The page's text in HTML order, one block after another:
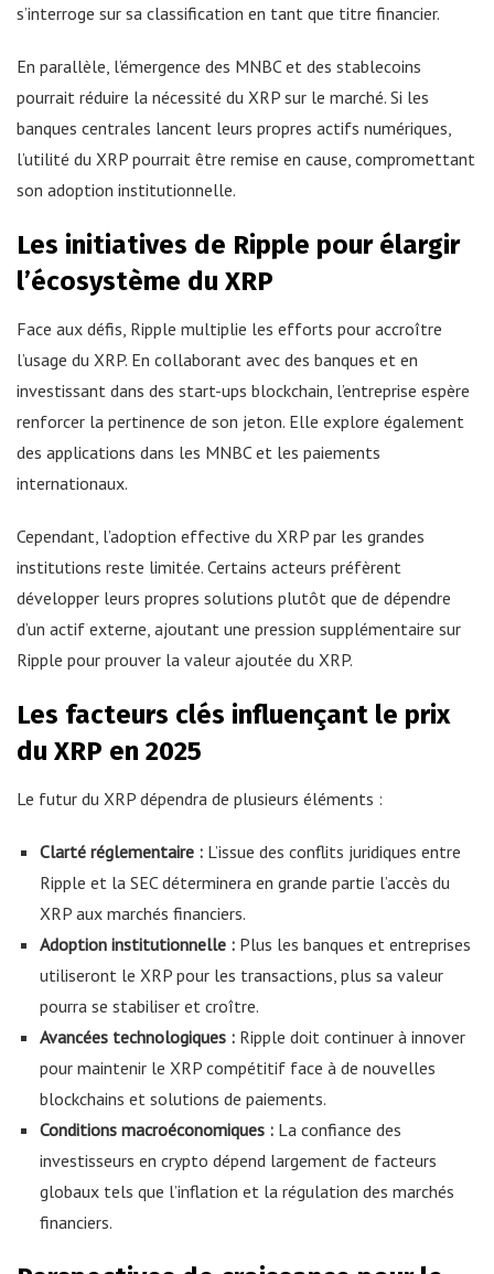
s’interroge sur sa classification en tant que titre financier.
En parallèle, l’émergence des MNBC et des stablecoins
pourrait réduire la nécessité du XRP sur le marché. Si les
banques centrales lancent leurs propres actifs numériques,
l’utilité du XRP pourrait être remise en cause, compromettant
son adoption institutionnelle.
Les initiatives de Ripple pour élargir
l’écosystème du XRP
Face aux défis, Ripple multiplie les efforts pour accroître
l’usage du XRP. En collaborant avec des banques et en
investissant dans des start-ups blockchain, l’entreprise espère
renforcer la pertinence de son jeton. Elle explore également
des applications dans les MNBC et les paiements
internationaux.
Cependant, l’adoption effective du XRP par les grandes
institutions reste limitée. Certains acteurs préfèrent
développer leurs propres solutions plutôt que de dépendre
d’un actif externe, ajoutant une pression supplémentaire sur
Ripple pour prouver la valeur ajoutée du XRP.
Les facteurs clés influençant le prix
du XRP en 2025
Le futur du XRP dépendra de plusieurs éléments :
Clarté réglementaire :L’issue des conflits juridiques entre
Ripple et la SEC déterminera en grande partie l’accès du
XRP aux marchés financiers.
Adoption institutionnelle :Plus les banques et entreprises
utiliseront le XRP pour les transactions, plus sa valeur
pourra se stabiliser et croître.
Avancées technologiques :Ripple doit continuer à innover
pour maintenir le XRP compétitif face à de nouvelles
blockchains et solutions de paiements.
Conditions macroéconomiques :La confiance des
investisseurs en crypto dépend largement de facteurs
globaux tels que l’inflation et la régulation des marchés
financiers.